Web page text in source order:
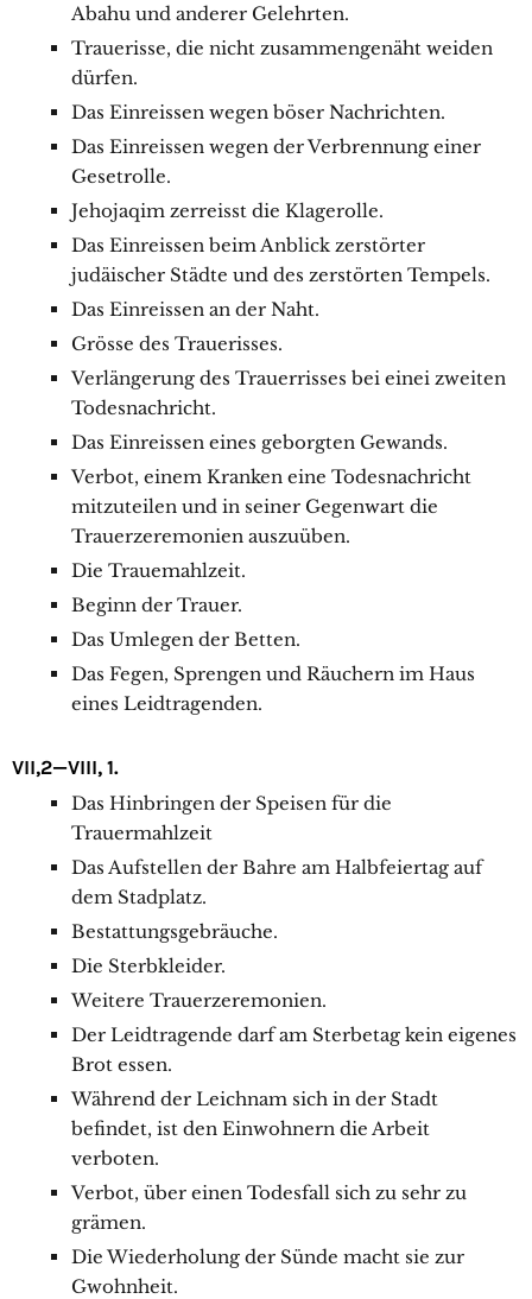
Abahu und anderer Gelehrten.
Trauerisse, die nicht zusammengenäht weiden
dürfen.
Das Einreissen wegen böser Nachrichten.
Das Einreissen wegen der Verbrennung einer
Gesetrolle.
Jehojaqim zerreisst die Klagerolle.
Das Einreissen beim Anblick zerstörter
judäischer Städte und des zerstörten Tempels.
Das Einreissen an der Naht.
Grösse des Trauerisses.
Verlängerung des Trauerrisses bei einei zweiten
Todesnachricht.
Das Einreissen eines geborgten Gewands.
Verbot, einem Kranken eine Todesnachricht
mitzuteilen und in seiner Gegenwart die
Trauerzeremonien auszuüben.
Die Trauemahlzeit.
Beginn der Trauer.
Das Umlegen der Betten.
Das Fegen, Sprengen und Räuchern im Haus
eines Leidtragenden.
VII,2—VIII, 1.
Das Hinbringen der Speisen für die
Trauermahlzeit
Das Aufstellen der Bahre am Halbfeiertag auf
dem Stadplatz.
Bestattungsgebräuche.
Die Sterbkleider.
Weitere Trauerzeremonien.
Der Leidtragende darf am Sterbetag kein eigenes
Brot essen.
Während der Leichnam sich in der Stadt
befindet, ist den Einwohnern die Arbeit
verboten.
Verbot, über einen Todesfall sich zu sehr zu
grämen.
Die Wiederholung der Sünde macht sie zur
Gwohnheit.